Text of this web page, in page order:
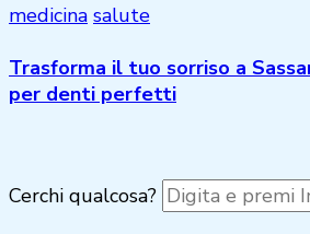
medicina salute
Trasforma il tuo sorriso a
per denti perfetti
Cerchi qualcosa?